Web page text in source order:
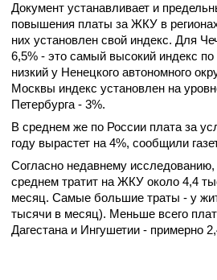
Документ устанавливает и
повышения платы за ЖКУ в
них установлен свой индекс. Для
6,5% - это самый высокий индекс
низкий у Ненецкого автономного
Москвы индекс установлен на
Петербурга - 3%.
В среднем же по России плата за
году вырастет на 4%, сообщили
Согласно недавнему
среднем тратит на ЖКУ около 4,4
месяц. Самые большие траты - у
тысячи в месяц). Меньше всего
Дагестана и Ингушетии - примерно